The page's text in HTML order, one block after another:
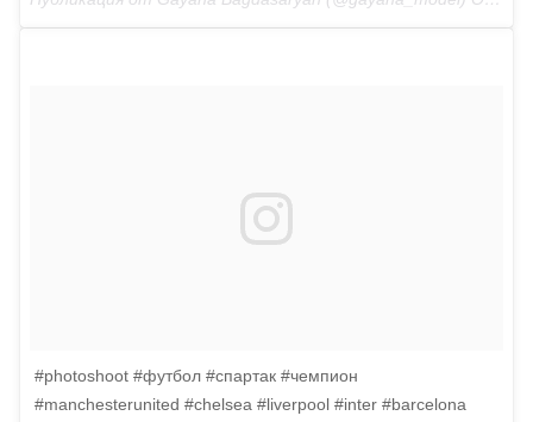
#photoshoot #футбол #спартак #чемпион
#manchesterunited #chelsea #liverpool #inter #barcelona